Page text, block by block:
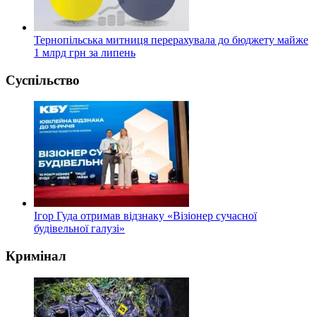
Тернопільська митниця перерахувала до бюджету майже
1 млрд грн за липень
Суспільство
Ігор Гуда отримав відзнаку «Візіонер сучасної
будівельної галузі»
Кримінал